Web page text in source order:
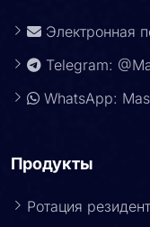
Электронная
Telegram:
WhatsApp:
Продукты
Ротация